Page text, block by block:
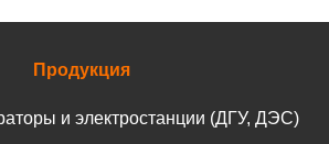
Продукция
и электростанции (ДГУ, ДЭС)